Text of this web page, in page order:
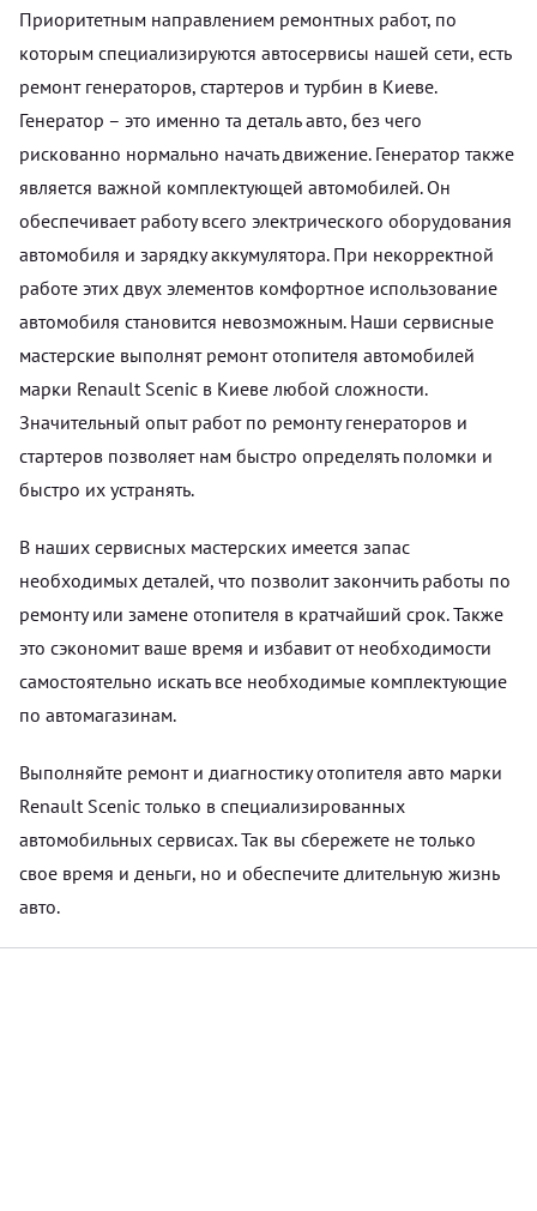
Приоритетным направлением ремонтных работ, по
которым специализируются автосервисы нашей сети, есть
ремонт генераторов, стартеров и турбин в Киеве.
Генератор – это именно та деталь авто, без чего
рискованно нормально начать движение. Генератор также
является важной комплектующей автомобилей. Он
обеспечивает работу всего электрического оборудования
автомобиля и зарядку аккумулятора. При некорректной
работе этих двух элементов комфортное использование
автомобиля становится невозможным. Наши сервисные
мастерские выполнят ремонт отопителя автомобилей
марки Renault Scenic в Киеве любой сложности.
Значительный опыт работ по ремонту генераторов и
стартеров позволяет нам быстро определять поломки и
быстро их устранять.
В наших сервисных мастерских имеется запас
необходимых деталей, что позволит закончить работы по
ремонту или замене отопителя в кратчайший срок. Также
это сэкономит ваше время и избавит от необходимости
самостоятельно искать все необходимые комплектующие
по автомагазинам.
Выполняйте ремонт и диагностику отопителя авто марки
Renault Scenic только в специализированных
автомобильных сервисах. Так вы сбережете не только
свое время и деньги, но и обеспечите длительную жизнь
авто.